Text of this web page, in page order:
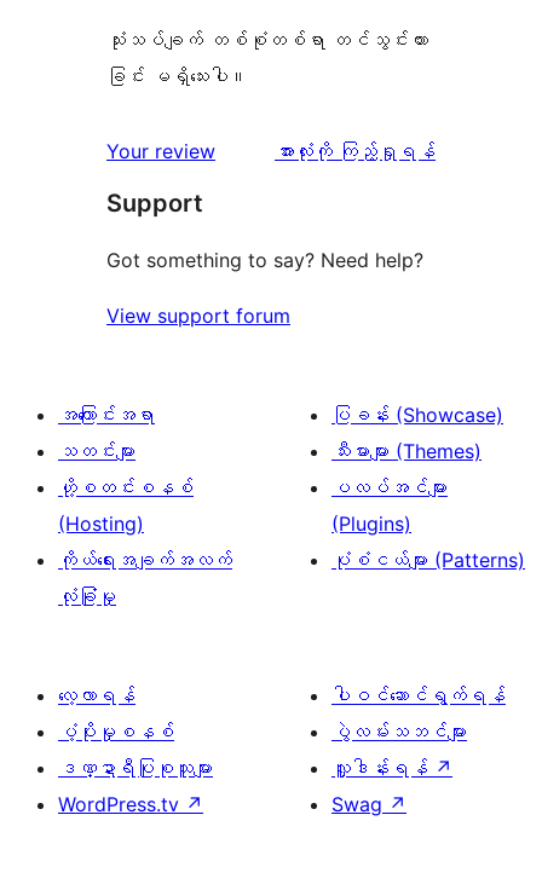
သုံးသပ်ချက် တစ်စုံတစ်ရာ တင်သွင်းထား
ခြင်း မရှိသေးပါ။
Your review
သုံးသပ်
အားလုံးကို ကြည့်ရှုရန်
Support
Got something to say? Need help?
View support forum
အကြောင်းအရာ
သတင်းများ
ဟို့စတင်းစနစ်
(Hosting)
ကိုယ်ရေးအချက်အလက်
လုံခြုံမှု
ပြခန်း (Showcase)
သီးမားများ (Themes)
ပလပ်အင်များ
(Plugins)
ပုံစံငယ်များ (Patterns)
လေ့လာရန်
ပံ့ပိုးမှုစနစ်
ဒဏ္ဍာရီပြုစုသူများ
WordPress.tv ↗
ပါဝင်ဆောင်ရွက်ရန်
ပွဲလမ်းသဘင်များ
လှူဒါန်းရန် ↗
Swag ↗